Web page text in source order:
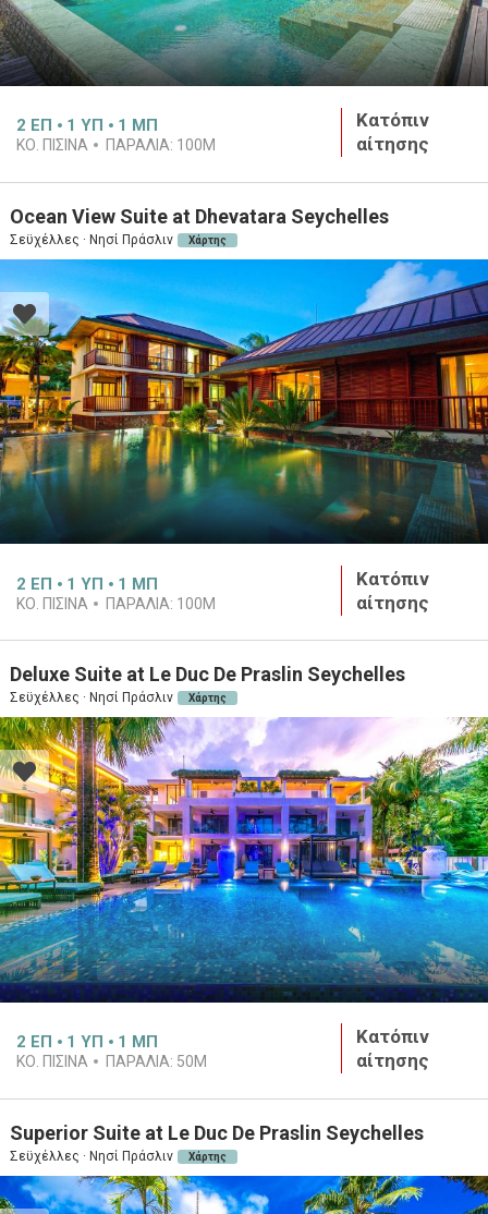
2 ΕΠ 1 ΥΠ 1 ΜΠ
ΚΟ. ΠΙΣΙΝΑ ΠΑΡΑΛΙΑ: 100M
Κατόπιν
αίτησης
Ocean View Suite at Dhevatara Seychelles
Σεϋχέλλες · Νησί Πράσλιν Χάρτης
2 ΕΠ 1 ΥΠ 1 ΜΠ
ΚΟ. ΠΙΣΙΝΑ ΠΑΡΑΛΙΑ: 100M
Κατόπιν
αίτησης
Deluxe Suite at Le Duc De Praslin Seychelles
Σεϋχέλλες · Νησί Πράσλιν Χάρτης
2 ΕΠ 1 ΥΠ 1 ΜΠ
ΚΟ. ΠΙΣΙΝΑ ΠΑΡΑΛΙΑ: 50M
Κατόπιν
αίτησης
Superior Suite at Le Duc De Praslin Seychelles
Σεϋχέλλες · Νησί Πράσλιν Χάρτης